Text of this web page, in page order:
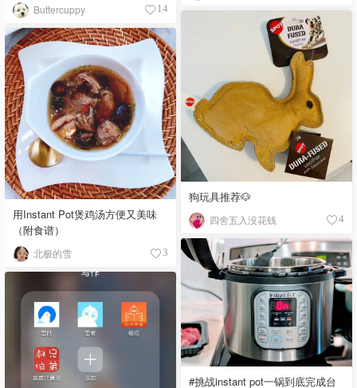
Buttercuppy 14
狗玩具推荐🐶
四舍五入没花钱 4
用Instant Pot煲鸡汤方便又美味
（附食谱）
北极的雪 3
#挑战instant pot一锅到底完成台